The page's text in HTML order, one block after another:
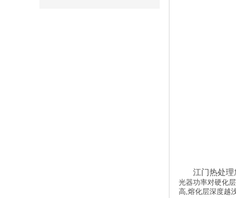
江门热处理
光器功率对硬化
高,熔化层深度越